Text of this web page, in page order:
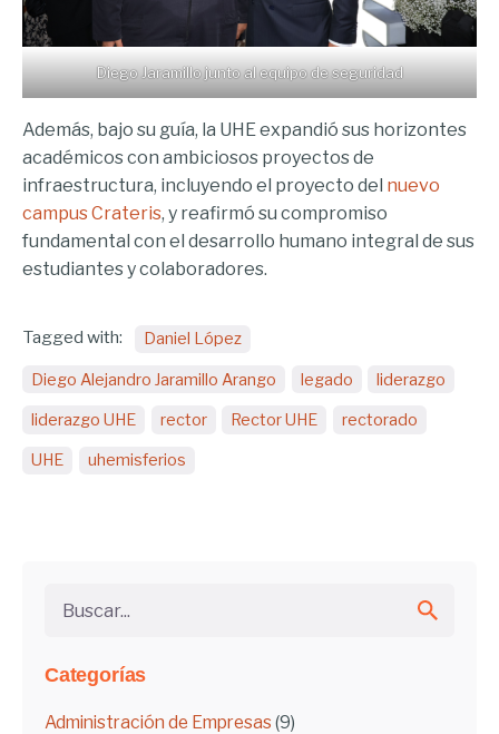
Categorías
Administración de Empresas (9)
Diego Jaramillo junto al equipo de seguridad
Además, bajo su guía, la UHE expandió sus horizontes
académicos con ambiciosos proyectos de
infraestructura, incluyendo el proyecto del nuevo
campus Crateris, y reafirmó su compromiso
fundamental con el desarrollo humano integral de sus
estudiantes y colaboradores.
Tagged with: Daniel López
Diego Alejandro Jaramillo Arango legado liderazgo
liderazgo UHE rector Rector UHE rectorado
UHE uhemisferios